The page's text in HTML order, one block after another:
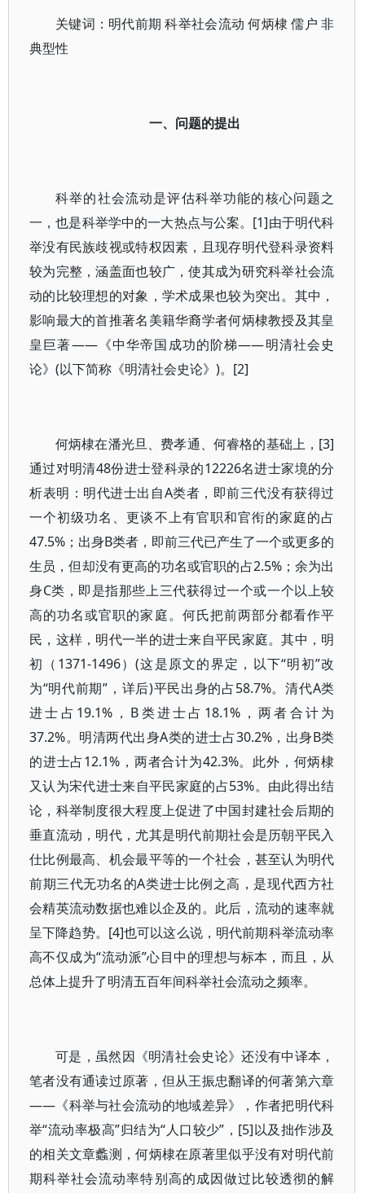
关键词：明代前期 科举社会流动 何炳棣 儒户 非
典型性
一、问题的提出
科举的社会流动是评估科举功能的核心问题之
一，也是科举学中的一大热点与公案。[1]由于明代科
举没有民族歧视或特权因素，且现存明代登科录资料
较为完整，涵盖面也较广，使其成为研究科举社会流
动的比较理想的对象，学术成果也较为突出。其中，
影响最大的首推著名美籍华裔学者何炳棣教授及其皇
皇巨著——《中华帝国成功的阶梯——明清社会史
论》(以下简称《明清社会史论》)。[2]
何炳棣在潘光旦、费孝通、何睿格的基础上，[3]
通过对明清48份进士登科录的12226名进士家境的分
析表明：明代进士出自A类者，即前三代没有获得过
一个初级功名、更谈不上有官职和官衔的家庭的占
47.5%；出身B类者，即前三代已产生了一个或更多的
生员，但却没有更高的功名或官职的占2.5%；余为出
身C类，即是指那些上三代获得过一个或一个以上较
高的功名或官职的家庭。何氏把前两部分都看作平
民，这样，明代一半的进士来自平民家庭。其中，明
初（1371-1496）(这是原文的界定，以下“明初”改
为“明代前期”，详后)平民出身的占58.7%。清代A类
进士占19.1%，B类进士占18.1%，两者合计为
37.2%。明清两代出身A类的进士占30.2%，出身B类
的进士占12.1%，两者合计为42.3%。此外，何炳棣
又认为宋代进士来自平民家庭的占53%。由此得出结
论，科举制度很大程度上促进了中国封建社会后期的
垂直流动，明代，尤其是明代前期社会是历朝平民入
仕比例最高、机会最平等的一个社会，甚至认为明代
前期三代无功名的A类进士比例之高，是现代西方社
会精英流动数据也难以企及的。此后，流动的速率就
呈下降趋势。[4]也可以这么说，明代前期科举流动率
高不仅成为“流动派”心目中的理想与标本，而且，从
总体上提升了明清五百年间科举社会流动之频率。
可是，虽然因《明清社会史论》还没有中译本，
笔者没有通读过原著，但从王振忠翻译的何著第六章
——《科举与社会流动的地域差异》，作者把明代科
举“流动率极高”归结为“人口较少”，[5]以及拙作涉及
的相关文章蠡测，何炳棣在原著里似乎没有对明代前
期科举社会流动率特别高的成因做过比较透彻的解